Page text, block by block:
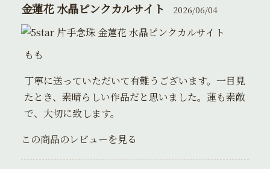
金蓮花 水晶ピンクカルサイト 2026/06/04
片手念珠 金蓮花 水晶ピンクカルサイト
もも
丁寧に送っていただいて有難うございます。一目見
たとき、素晴らしい作品だと思いました。蓮も素敵
で、大切に致します。
この商品のレビューを見る